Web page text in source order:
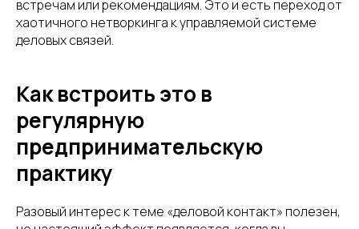
встречам или рекомендациям. Это и есть переход от
хаотичного нетворкинга к управляемой системе
деловых связей.
Как встроить это в
регулярную
предпринимательскую
практику
Разовый интерес к теме «деловой контакт» полезен,